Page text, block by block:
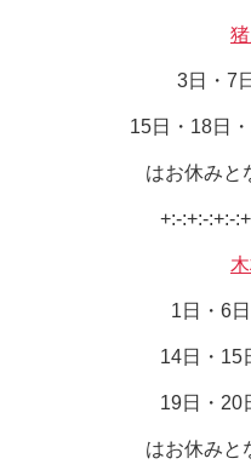
3日・7
15日・18日
はお休みと
+:-:+:-:+:-
1日・6
14日・15
19日・20
はお休みと